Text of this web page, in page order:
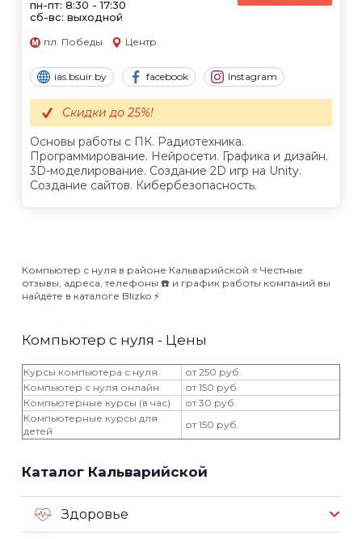
пн-пт: 8:30 - 17:30
сб-вс: выходной
пл. Победы Центр
ias.bsuir.by facebook Instagram
Основы работы с ПК. Радиотехника.
Программирование. Нейросети. Графика и дизайн.
3D-моделирование. Создание 2D игр на Unity.
Создание сайтов. Кибербезопасность.
Скидки до 25%!
Компьютер с нуля в районе Кальварийской ⭐️ Честные
отзывы, адреса, телефоны ☎️ и график работы компаний вы
найдёте в каталоге Blizko ⚡️
Компьютер с нуля - Цены
Курсы компьютера с нуля
от 250 руб.
Компьютер с нуля онлайн
от 150 руб.
Компьютерные курсы (в час)
от 30 руб.
Компьютерные курсы для
детей
от 150 руб.
Каталог Кальварийской
Здоровье